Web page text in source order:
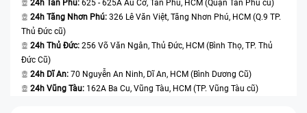
24h Tân Phú: 625 - 625A Âu Cơ, Tân Phú, HCM (Quận Tân Phú cũ)
24h Tăng Nhơn Phú: 326 Lê Văn Việt, Tăng Nhơn Phú, HCM (Q.9 TP.
Thủ Đức cũ)
24h Thủ Đức: 256 Võ Văn Ngân, Thủ Đức, HCM (Bình Thọ, TP. Thủ
Đức Cũ)
24h Dĩ An: 70 Nguyễn An Ninh, Dĩ An, HCM (Bình Dương Cũ)
24h Vũng Tàu: 162A Ba Cu, Vũng Tàu, HCM (TP. Vũng Tàu cũ)